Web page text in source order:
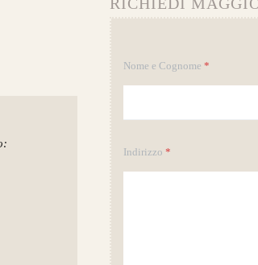
Nome e Cognome *
Indirizzo *